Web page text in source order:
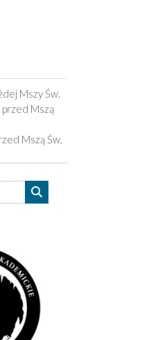
Mszy Św.
przed Mszą
Mszą Św.